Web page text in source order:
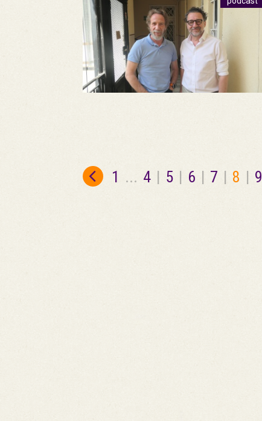
1 ... 4 | 5 | 6 | 7 | 8 | 9